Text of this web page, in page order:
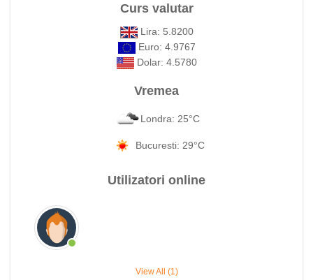
Curs valutar
Lira: 5.8200
Euro: 4.9767
Dolar: 4.5780
Vremea
Londra: 25°C
Bucuresti: 29°C
Utilizatori online
View All (1)